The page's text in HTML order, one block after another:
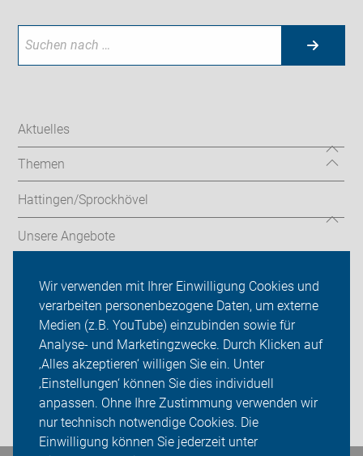
Wir verwenden mit Ihrer Einwilligung Cookies und
verarbeiten personenbezogene Daten, um externe
Medien (z.B. YouTube) einzubinden sowie für
Analyse- und Marketingzwecke. Durch Klicken auf
‚Alles akzeptieren‘ willigen Sie ein. Unter
‚Einstellungen‘ können Sie dies individuell
anpassen. Ohne Ihre Zustimmung verwenden wir
nur technisch notwendige Cookies. Die
Einwilligung können Sie jederzeit unter
Aktuelles
Themen
Hattingen/Sprockhövel
Unsere Angebote
ADFC Ennepe-Ruhr
Sei dabei
Presse
Login